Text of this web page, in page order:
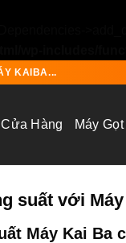
KAIBA...
Cửa Hàng Máy
suất với
Máy Kai Ba